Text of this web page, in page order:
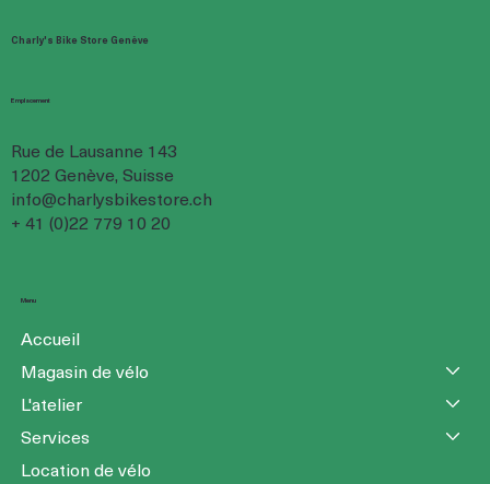
Charly's Bike Store Genève
Emplacement
Rue de Lausanne 143
1202 Genève, Suisse
info@charlysbikestore.ch
+ 41 (0)22 779 10 20
Menu
Accueil
Magasin de vélo
L'atelier
Services
Location de vélo